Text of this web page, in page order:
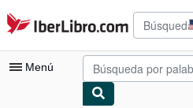
Pasar al contenido principal
IberLibro.com
Menú